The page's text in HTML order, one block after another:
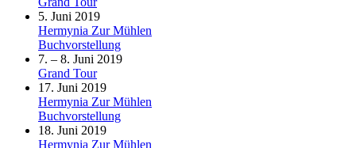
5. Juni 2019
Hermynia Zur Mühlen
Buchvorstellung
7. – 8. Juni 2019
Grand Tour
17. Juni 2019
Hermynia Zur Mühlen
Buchvorstellung
18. Juni 2019
Hermynia Zur Mühlen